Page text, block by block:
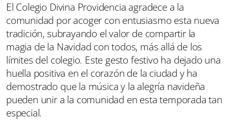
El Colegio Divina Providencia agradece a la
comunidad por acoger con entusiasmo esta nueva
tradición, subrayando el valor de compartir la
magia de la Navidad con todos, más allá de los
límites del colegio. Este gesto festivo ha dejado una
huella positiva en el corazón de la ciudad y ha
demostrado que la música y la alegría navideña
pueden unir a la comunidad en esta temporada tan
especial.